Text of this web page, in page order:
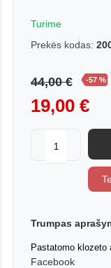
Turime
Prekės kodas:
44,00 € -57 %
19,00 €
Trumpas
Pastatomo klozeto
Facebook